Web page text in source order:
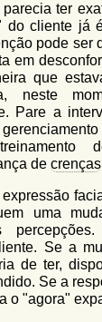
ter
do cliente já
pode ser
em
que
neste
Pare a
de crenças
uma
Se a
de ter,
Se a
o "agora"